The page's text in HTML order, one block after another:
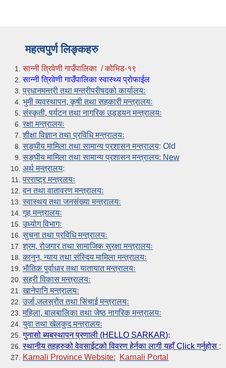
महत्वपुर्ण लिङ्कहरु
सान्नी त्रिवेणी गाउँपालिका / कोभिड-१९
सान्नी त्रिवेणी गाउँपालिका स्वास्थ्य प्रोफाईल
प्रधानमन्त्री तथा मन्त्रीपरीषदको कार्यालयः
भुमी व्यवस्थापन, कृषी तथा सहकारी मन्त्रालयः
संस्कृती, पर्यटन तथा नागरिक उड्डयन मन्त्रालयः
रक्षा मन्त्रालयः
शीक्षा विज्ञान तथा प्रविधि मन्त्रालयः
सङ्घीय मामिला तथा सामान्य प्रशासन मन्त्रालय: Old
सङ्घीय मामिला तथा सामान्य प्रशासन मन्त्रालय: New
अर्थ मन्त्रालय:
परराष्ट्र मन्त्रलयः
वन तथा वातावरण मन्त्रालयः
स्वास्थय तथा जनसंख्या मन्त्रालयः
गृह मन्त्रालयः
उध्योग विभागः
सुचना तथा प्रविधि मन्त्रालयः
श्रम, रोजगार तथा सामाजिक सुरक्षा मन्त्रालयः
कानुन, न्याय तथा संस्दिय मामिला मन्त्रालयः
भौतिक पुर्वाधार तथा यातायात मन्त्रालयः
सहरी विकास मन्त्रालयः
खानेपानि मन्त्रालयः
उर्जा,जलस्रोत तथा सिंचाई मन्त्रालयः
महिला, बालबालिका तथा जेष्ठ नागरिक मन्त्रालयः
युवा तथा खेलकुद मन्त्रालयः
गुनासो ब्यबस्थापन प्रणाली (HELLO SARKAR):
स्थानीय तहहरुको वेवसाईटको विवरण हेर्नका लागी यहाँ Click गर्नुहोस :
Karnali Province Website:
Karnali Portal